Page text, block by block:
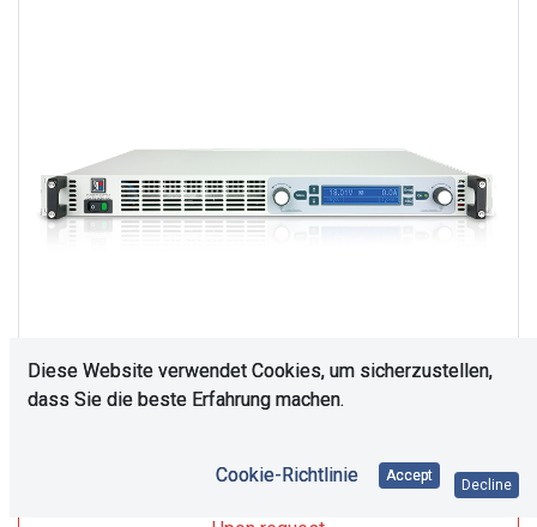
Diese Website verwendet Cookies, um sicherzustellen,
dass Sie die beste Erfahrung machen.
Cookie-Richtlinie Accept
Decline